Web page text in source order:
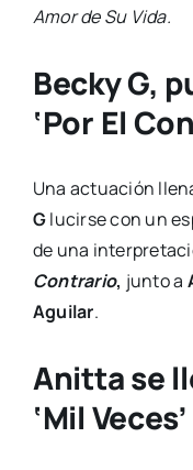
Amor de Su Vida.
Becky G,
‘Por El
Una actuación
Glucirse con un
de una
Contrario, junto a
Aguilar.
Anitta se
‘Mil Veces’